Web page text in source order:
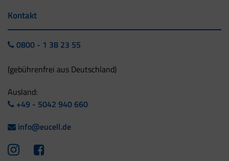
Kontakt
0800 - 1 38 23 55
(gebührenfrei aus Deutschland)
Ausland:
+49 - 5042 940 660
info@eucell.de